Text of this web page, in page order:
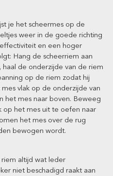
je het scheermes op de
weer in de goede richting
en een hoger
Hang de scheerriem aan
de onderzijde van de riem
op de riem zodat hij
vlak op de onderzijde van
het mes naar boven. Beweeg
op het mes uit te oefen naar
het mes over de rug
bewogen wordt.
altijd wat leder
niet beschadigd raakt aan